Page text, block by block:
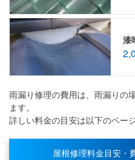
漆
雨漏り修理の費用は、雨漏りの
ます。
詳しい料金の目安は以下のペー
屋根修理料金目安・